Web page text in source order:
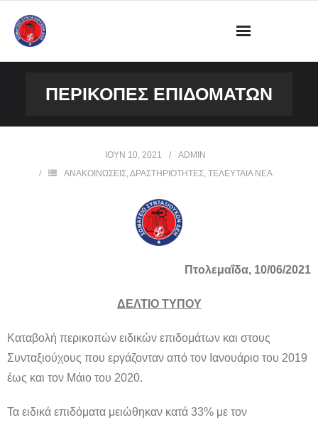
ΠΕΡΙΚΟΠΈΣ ΕΠΙΔΟΜΆΤΩΝ
ΙΟΎΝ 10, 2021
ADMIN
ΑΝΑΚΟΙΝΩΣΕΙΣ,ΔΡΑΣΤΗΡΙΟΤΗΤΕΣ, ΤΕΛΕΥΤΑΙΑ ΝΕΑ
Πτολεμαΐδα, 10/06/2021
ΔΕΛΤΙΟ ΤΥΠΟΥ
Καταβολή περικοπών ειδικών επιδομάτων και στους
Συνταξιούχους που εργάζονταν από τον Ιανουάριο του 2019
έως και τον Μάιο του 2020.
Τα ειδικά επιδόματα μειώθηκαν κατά 33% με τον